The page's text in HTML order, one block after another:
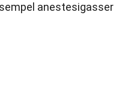
anestesigasser